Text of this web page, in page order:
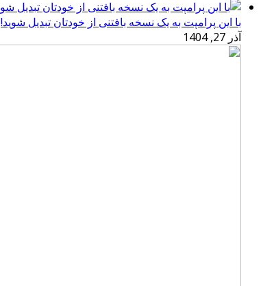
با این پرامپت به یک نسخه بافتنی از خودتان تبدیل شوید!
آذر 27, 1404